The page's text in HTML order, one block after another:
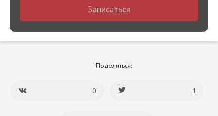
Записаться
Поделиться:
0 1